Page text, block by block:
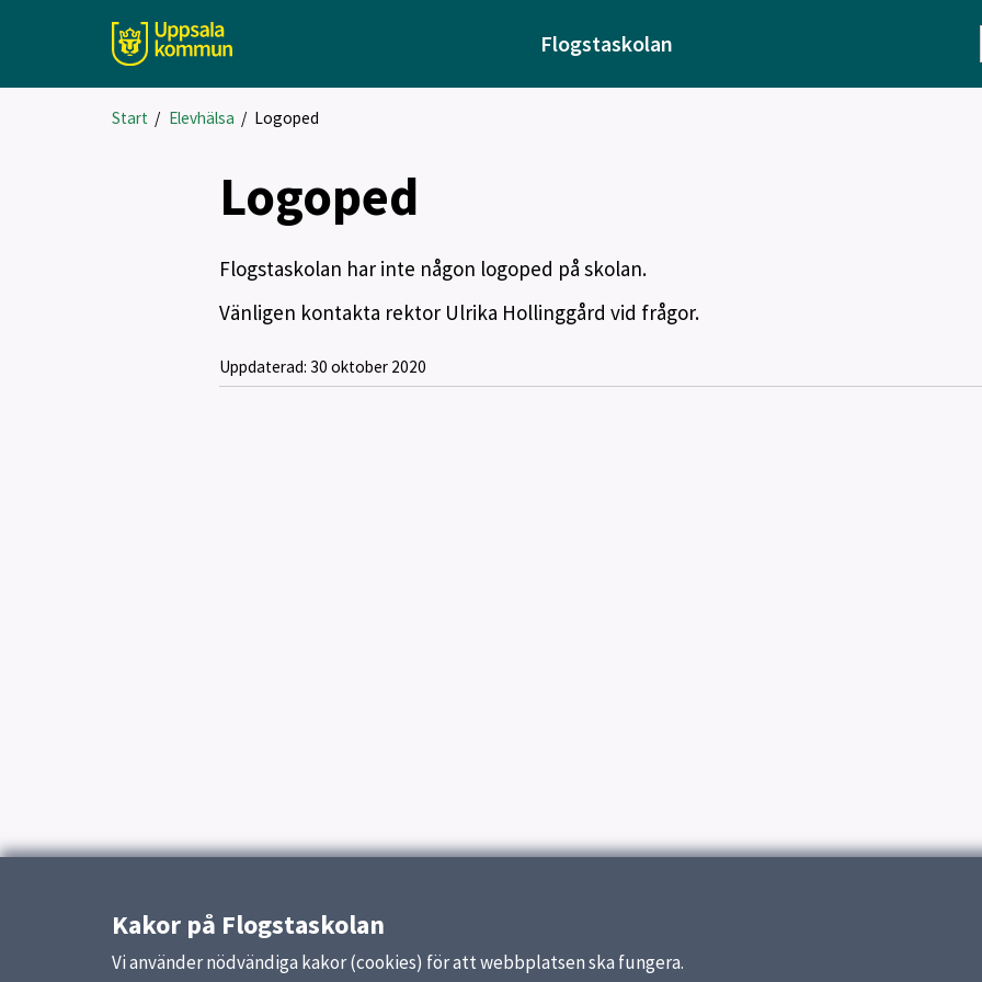
Flogstaskolan
Start / Elevhälsa / Logoped
Logoped
Flogstaskolan har inte någon logoped på skolan.
Vänligen kontakta rektor Ulrika Hollinggård vid frågor.
Uppdaterad: 30 oktober 2020
Kakor på Flogstaskolan
Vi använder nödvändiga kakor (cookies) för att webbplatsen ska fungera.